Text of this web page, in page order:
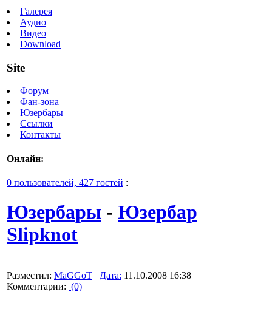
Галерея
Аудио
Видео
Download
Site
Форум
Фан-зона
Юзербары
Ссылки
Контакты
Онлайн:
0 пользователей, 427 гостей :
Юзербары - Юзербар
Slipknot
Разместил: MaGGoT Дата: 11.10.2008 16:38
Комментарии: (0)